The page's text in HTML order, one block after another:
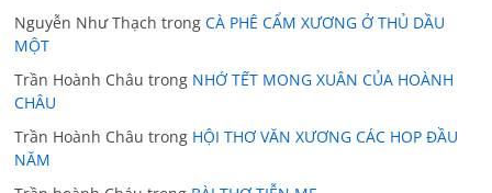
Nguyễn Như Thạch trongCÀ PHÊ CẨM XƯƠNG Ở THỦ DẦU
MỘT
Trần Hoành Châu trong NHỚ TẾT MONG XUÂN CỦA HOÀNH
CHÂU
Trần Hoành Châu trong HỘI THƠ VĂN XƯƠNG CÁC HOP ĐẦU
NĂM